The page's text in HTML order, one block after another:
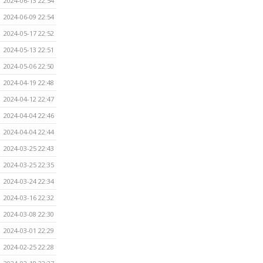
2024-06-09 22:54
2024-05-17 22:52
2024-05-13 22:51
2024-05-06 22:50
2024-04-19 22:48
2024-04-12 22:47
2024-04-04 22:46
2024-04-04 22:44
2024-03-25 22:43
2024-03-25 22:35
2024-03-24 22:34
2024-03-16 22:32
2024-03-08 22:30
2024-03-01 22:29
2024-02-25 22:28